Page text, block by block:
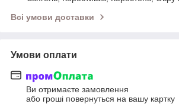
Всі умови доставки
Умови оплати
Ви отримаєте замовлення
або гроші повернуться на вашу картку